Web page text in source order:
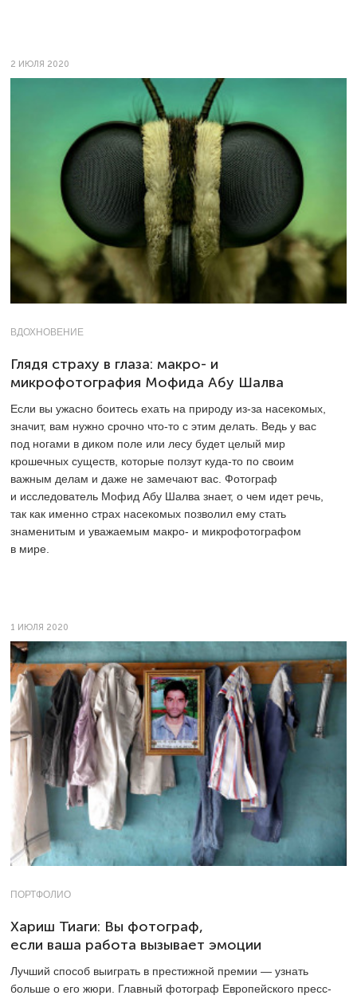
2 ИЮЛЯ 2020
ВДОХНОВЕНИЕ
Глядя страху в глаза: макро- и
микрофотография Мофида Абу Шалва
Если вы ужасно боитесь ехать на природу из-за насекомых,
значит, вам нужно срочно что-то с этим делать. Ведь у вас
под ногами в диком поле или лесу будет целый мир
крошечных существ, которые ползут куда-то по своим
важным делам и даже не замечают вас. Фотограф
и исследователь Мофид Абу Шалва знает, о чем идет речь,
так как именно страх насекомых позволил ему стать
знаменитым и уважаемым макро- и микрофотографом
в мире.
1 ИЮЛЯ 2020
ПОРТФОЛИО
Хариш Тиаги: Вы фотограф,
если ваша работа вызывает эмоции
Лучший способ выиграть в престижной премии — узнать
больше о его жюри. Главный фотограф Европейского пресс-